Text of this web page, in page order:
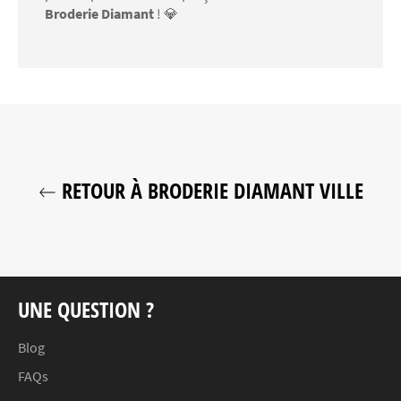
Broderie Diamant ! 💎
RETOUR À BRODERIE DIAMANT VILLE
UNE QUESTION ?
Blog
FAQs